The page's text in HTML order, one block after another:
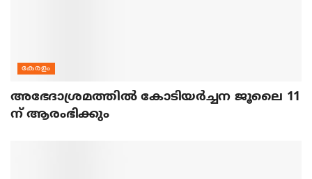
കേരളം
അഭേദാശ്രമത്തില്‍ കോടിയര്‍ച്ചന ജൂലൈ 11
ന് ആരംഭിക്കും